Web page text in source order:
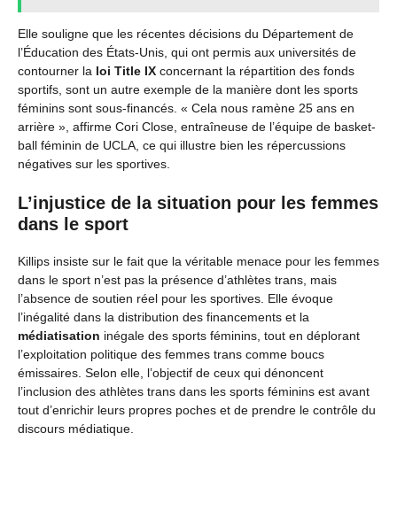
Elle souligne que les récentes décisions du Département de
l’Éducation des États-Unis, qui ont permis aux universités de
contourner la loi Title IX concernant la répartition des fonds
sportifs, sont un autre exemple de la manière dont les sports
féminins sont sous-financés. « Cela nous ramène 25 ans en
arrière », affirme Cori Close, entraîneuse de l’équipe de basket-
ball féminin de UCLA, ce qui illustre bien les répercussions
négatives sur les sportives.
L’injustice de la situation pour les femmes
dans le sport
Killips insiste sur le fait que la véritable menace pour les femmes
dans le sport n’est pas la présence d’athlètes trans, mais
l’absence de soutien réel pour les sportives. Elle évoque
l’inégalité dans la distribution des financements et la
médiatisation inégale des sports féminins, tout en déplorant
l’exploitation politique des femmes trans comme boucs
émissaires. Selon elle, l’objectif de ceux qui dénoncent
l’inclusion des athlètes trans dans les sports féminins est avant
tout d’enrichir leurs propres poches et de prendre le contrôle du
discours médiatique.